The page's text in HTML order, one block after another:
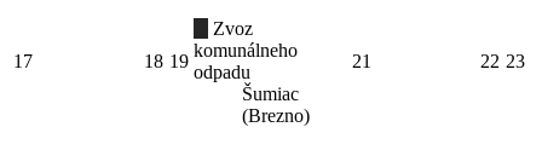
17 18 19
Zvoz
komunálneho
odpadu
Šumiac
(Brezno)
21 22 23